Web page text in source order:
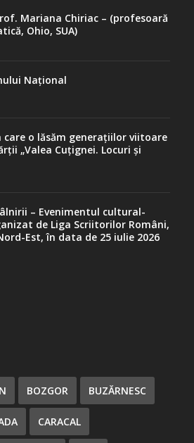
Mariana Chiriac – (profesoară
Ohio, SUA)
Național
care o lăsăm generațiilor viitoare
„Valea Cuțignei. Locuri și
– Evenimentul cultural-
de Liga Scriitorilor Români,
Est, în data de 25 iulie 2026
BOZGOR BUZĂRNESC
CARACAL